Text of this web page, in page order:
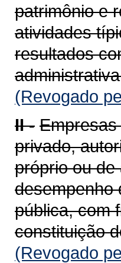
patrimônio e
atividades
resultados
(Revogado
II -
privado,
próprio ou de
desempenho
pública, com
consti­tuição
(Revogado